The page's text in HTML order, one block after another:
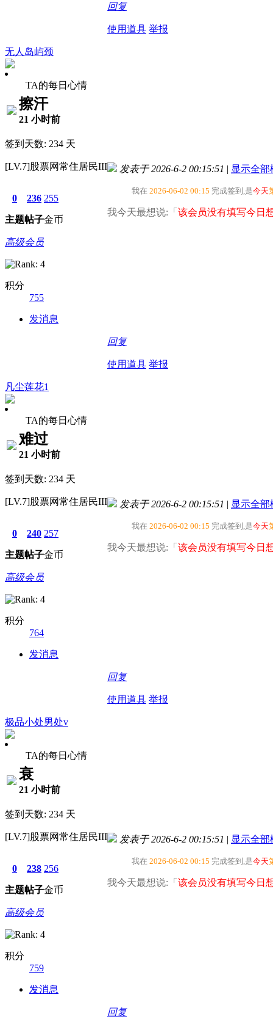
回复
使用道具 举报
无人岛屿颈
TA的每日心情
擦汗
21 小时前
签到天数: 234 天
[LV.7]股票网常住居民III
0
主题
236
帖子
255
金币
高级会员
积分
755
发消息
发表于 2026-6-2 00:15:51 | 显示全部
我在 2026-06-02 00:15 完成签到,是今天
我今天最想说:「 该会员没有填写今日
回复
使用道具 举报
凡尘莲花1
TA的每日心情
难过
21 小时前
签到天数: 234 天
[LV.7]股票网常住居民III
0
主题
240
帖子
257
金币
高级会员
积分
764
发消息
发表于 2026-6-2 00:15:51 | 显示全部
我在 2026-06-02 00:15 完成签到,是今天
我今天最想说:「 该会员没有填写今日
回复
使用道具 举报
极品小处男处v
TA的每日心情
衰
21 小时前
签到天数: 234 天
[LV.7]股票网常住居民III
0
主题
238
帖子
256
金币
高级会员
积分
759
发消息
发表于 2026-6-2 00:15:51 | 显示全部
我在 2026-06-02 00:15 完成签到,是今天
我今天最想说:「 该会员没有填写今日
回复